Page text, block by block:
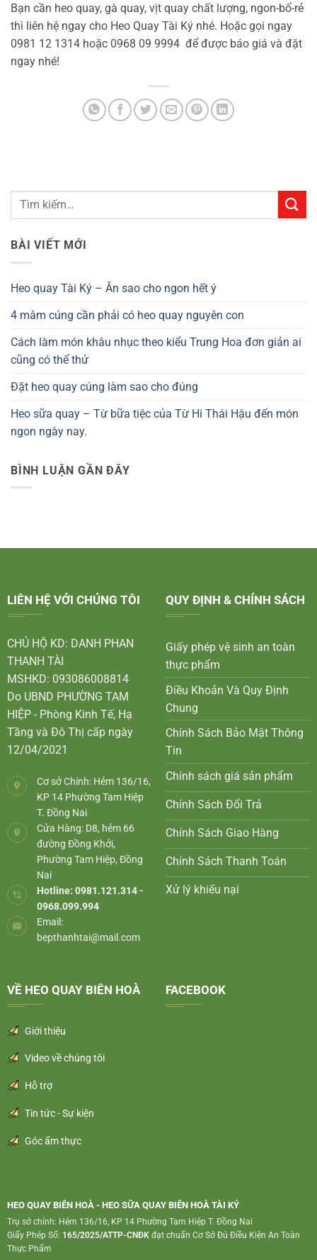
Bạn cần heo quay, gà quay, vịt quay chất lượng, ngon-bổ-rẻ
thì liên hệ ngay cho Heo Quay Tài Ký nhé. Hoặc gọi ngay
0981 12 1314 hoặc 0968 09 9994 để được báo giá và đặt
ngay nhé!
BÀI VIẾT MỚI
Heo quay Tài Ký – Ăn sao cho ngon hết ý
4 mâm cúng cần phải có heo quay nguyên con
Cách làm món khâu nhục theo kiểu Trung Hoa đơn giản ai
cũng có thể thử
Đặt heo quay cúng làm sao cho đúng
Heo sữa quay – Từ bữa tiệc của Từ Hi Thái Hậu đến món
ngon ngày nay.
BÌNH LUẬN GẦN ĐÂY
LIÊN HỆ VỚI CHÚNG TÔI
CHỦ HỘ KD: DANH PHAN
THANH TÀI
MSHKD: 093086008814
Do UBND PHƯỜNG TAM
HIỆP - Phòng Kinh Tế, Hạ
Tầng và Đô Thị cấp ngày
12/04/2021
Cơ sở Chính: Hẻm 136/16,
KP 14 Phường Tam Hiệp
T. Đồng Nai
Cửa Hàng: D8, hẻm 66
đường Đồng Khởi,
Phường Tam Hiệp, Đồng
Nai
Hotline: 0981.121.314 -
0968.099.994
Email:
bepthanhtai@mail.com
QUY ĐỊNH & CHÍNH SÁCH
Giấy phép vệ sinh an toàn
thực phẩm
Điều Khoản Và Quy Định
Chung
Chính Sách Bảo Mật Thông
Tin
Chính sách giá sản phẩm
Chính Sách Đổi Trả
Chính Sách Giao Hàng
Chính Sách Thanh Toán
Xử lý khiếu nại
VỀ HEO QUAY BIÊN HOÀ
Giới thiệu
Video về chúng tôi
Hỗ trợ
Tin tức - Sự kiện
Góc ẩm thực
FACEBOOK
HEO QUAY BIÊN HOÀ - HEO SỮA QUAY BIÊN HOÀ TÀI KÝ
Trụ sở chính: Hẻm 136/16, KP 14 Phường Tam Hiệp T. Đồng Nai
Giấy Phép Số: 165/2025/ATTP-CNĐKđạt chuẩn Cơ Sở Đủ Điều Kiện An Toàn
Thực Phẩm